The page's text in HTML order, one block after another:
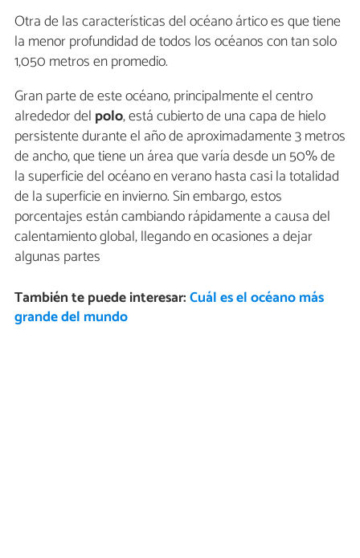
Otra de las características del océano ártico es que tiene
la menor profundidad de todos los océanos con tan solo
1,050 metros en promedio.
Gran parte de este océano, principalmente el centro
alrededor del polo, está cubierto de una capa de hielo
persistente durante el año de aproximadamente 3 metros
de ancho, que tiene un área que varía desde un 50% de
la superficie del océano en verano hasta casi la totalidad
de la superficie en invierno. Sin embargo, estos
porcentajes están cambiando rápidamente a causa del
calentamiento global, llegando en ocasiones a dejar
algunas partes
También te puede interesar:Cuál es el océano más
grande del mundo